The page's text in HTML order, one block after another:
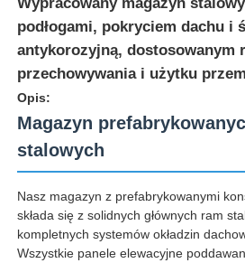
Dom
podłogami, pokryciem dachu i
antykorozyjną, dostosowanym
przechowywania i użytku
Opis:
Magazyn
stalowych
Nasz magazyn z prefabrykowanymi
składa się z solidnych głównych ram
kompletnych systemów okładzin
Wszystkie panele elewacyjne